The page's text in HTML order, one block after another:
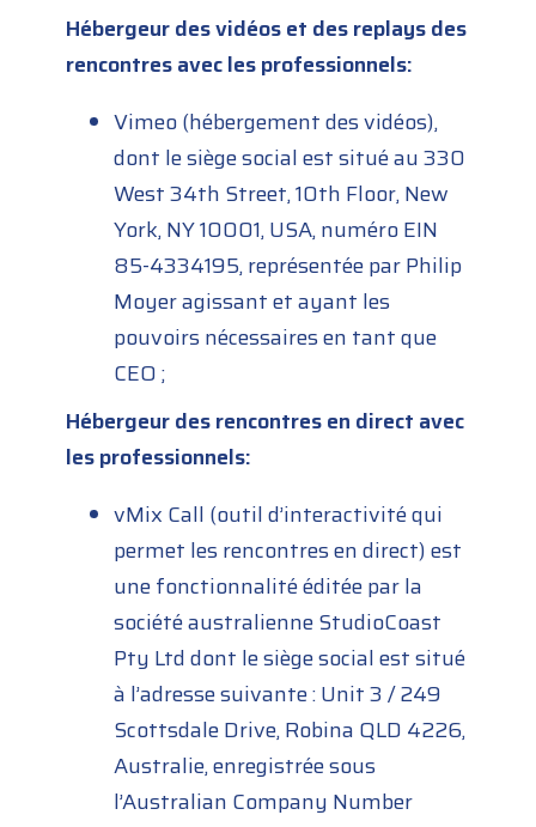
Hébergeur des vidéos et des replays des
rencontres avec les professionnels:
Vimeo (hébergement des vidéos),
dont le siège social est situé au 330
West 34th Street, 10th Floor, New
York, NY 10001, USA, numéro EIN
85-4334195, représentée par Philip
Moyer agissant et ayant les
pouvoirs nécessaires en tant que
CEO ;
Hébergeur des rencontres en direct avec
les professionnels:
vMix Call (outil d’interactivité qui
permet les rencontres en direct) est
une fonctionnalité éditée par la
société australienne StudioCoast
Pty Ltd dont le siège social est situé
à l’adresse suivante : Unit 3 / 249
Scottsdale Drive, Robina QLD 4226,
Australie, enregistrée sous
l’Australian Company Number